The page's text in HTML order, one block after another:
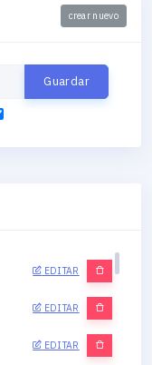
crear nuevo
EDITAR
EDITAR
EDITAR